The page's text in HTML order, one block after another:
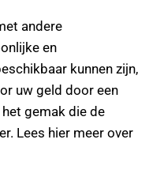
andere
en
kunnen zijn,
uw geld door een
gemak die de
Lees hier meer over